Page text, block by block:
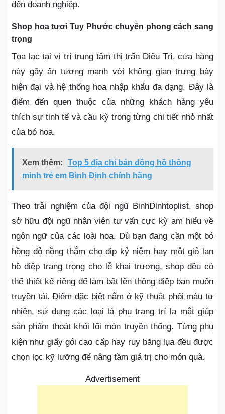
đến doanh nghiệp.
Shop hoa tươi Tuy Phước chuyên phong cách sang
trọng
Tọa lạc tại vị trí trung tâm thị trấn Diêu Trì, cửa hàng
này gây ấn tượng mạnh với không gian trưng bày
hiện đại và hệ thống hoa nhập khẩu đa dạng. Đây là
điểm đến quen thuộc của những khách hàng yêu
thích sự tinh tế và cầu kỳ trong từng chi tiết nhỏ nhất
của bó hoa.
Xem thêm:
Top 5 địa chỉ bán đồng hồ thông
minh trẻ em Bình Định chính hãng
Theo trải nghiệm của đội ngũ BinhDinhtoplist, shop
sở hữu đội ngũ nhân viên tư vấn cực kỳ am hiểu về
ngôn ngữ của các loài hoa. Dù bạn đang cần một bó
hồng đỏ nồng thắm cho dịp kỷ niệm hay một giỏ lan
hồ điệp trang trọng cho lễ khai trương, shop đều có
thể thiết kế riêng để làm bật lên thông điệp bạn muốn
truyền tải. Điểm đặc biệt nằm ở kỹ thuật phối màu tự
nhiên, sử dụng các loại lá phụ trang trí lạ mắt giúp
sản phẩm thoát khỏi lối mòn truyền thống. Từng phụ
kiện như giấy gói cao cấp hay ruy băng lụa đều được
chọn lọc kỹ lưỡng để nâng tầm giá trị cho món quà.
Advertisement